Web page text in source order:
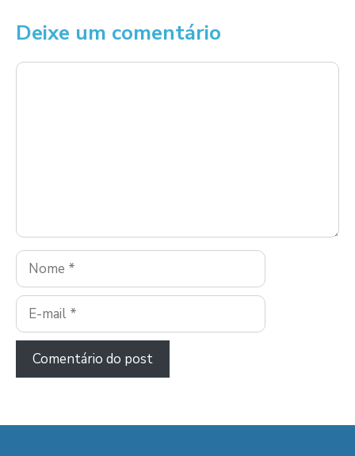
Deixe um comentário
Comentário
Nome
E-
mail